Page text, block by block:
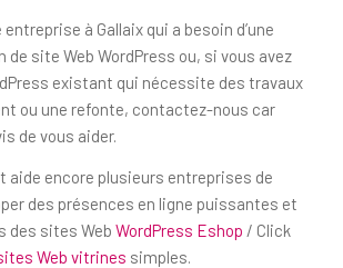
entreprise à Gallaix qui a besoin d’une
de site Web WordPress ou, si vous avez
existant qui nécessite des travaux
ou une refonte, contactez-nous car
de vous aider.
aide encore plusieurs entreprises de
des présences en ligne puissantes et
des sites Web WordPress Eshop / Click
Web vitrines simples.